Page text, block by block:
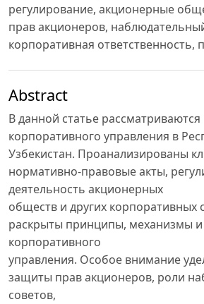
регулирование, акционерные
прав акционеров,
корпоративная ответственность,
Abstract
В данной статье
корпоративного управления в
Узбекистан. Проанализированы
нормативно-правовые акты,
деятельность акционерных
обществ и других корпоративных
раскрыты принципы, механизмы и
корпоративного
управления. Особое внимание
защиты прав акционеров, роли
советов,